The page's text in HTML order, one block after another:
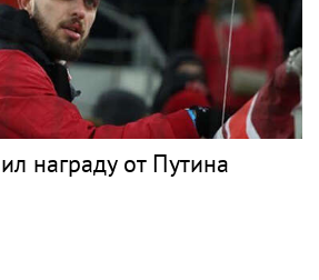
награду от Путина